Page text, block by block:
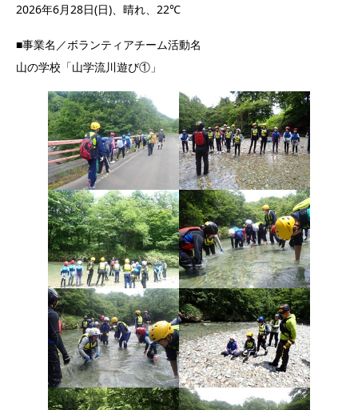
2026年6月28日(日)、晴れ、22℃
■事業名／ボランティアチーム活動名
山の学校「山学流川遊び①」